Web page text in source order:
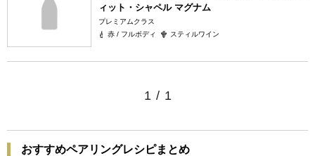
ィット・シャペル マグナム
プレミアムクラス
赤 / フルボディ
スティルワイン
1 / 1
おすすめペアリングレシピまとめ